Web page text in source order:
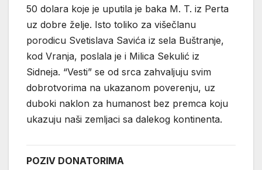
50 dolara koje je uputila je baka M. T. iz Perta
uz dobre želje. Isto toliko za višečlanu
porodicu Svetislava Savića iz sela Buštranje,
kod Vranja, poslala je i Milica Sekulić iz
Sidneja. “Vesti” se od srca zahvaljuju svim
dobrotvorima na ukazanom poverenju, uz
duboki naklon za humanost bez premca koju
ukazuju naši zemljaci sa dalekog kontinenta.
POZIV DONATORIMA